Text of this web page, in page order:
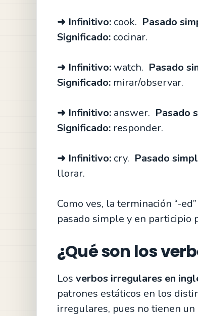
➜ Infinitivo: cook. Pasado
Significado: cocinar.
➜ Infinitivo:watch. Pasado
Significado: mirar/observar.
➜ Infinitivo: answer. Pasado
Significado: responder.
➜ Infinitivo: cry. Pasado
llorar.
Como ves, la terminación “-
pasado simple y en participio
¿Qué son los
Los verbos irregulares en
patrones estáticos en los
irregulares, pues no tienen un